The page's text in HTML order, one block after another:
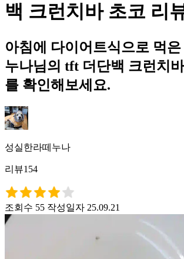
백 크런치바 초코 리
아침에 다이어트식으로 먹은
누나님의 tft 더단백 크런치
를 확인해보세요.
성실한라떼누나
리뷰154
조회수 55 작성일자 25.09.21